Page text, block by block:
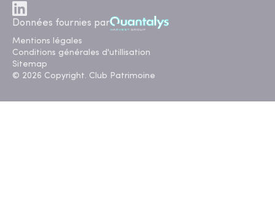
Données fournies par
Mentions légales
Conditions générales d'utillisation
Sitemap
© 2026 Copyright. Club Patrimoine